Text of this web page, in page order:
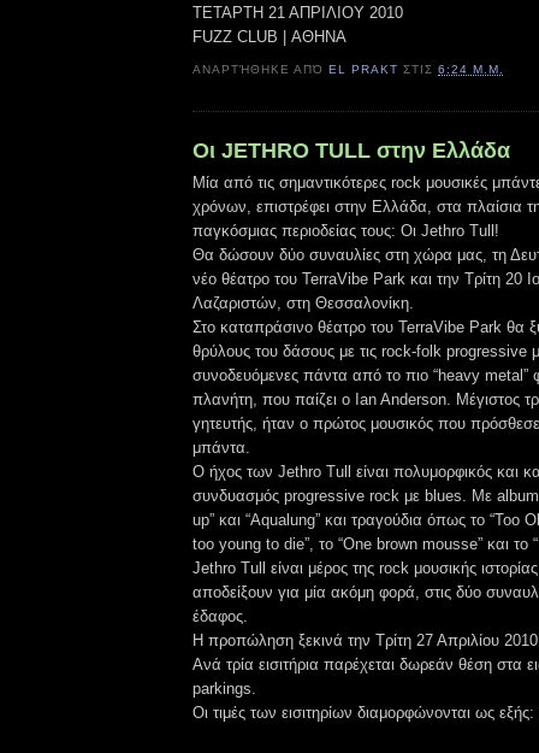
ΤΕΤΑΡΤΗ 21 ΑΠΡΙΛΙΟΥ 2010
FUZZ CLUB | ΑΘΗΝΑ
ΑΝΑΡΤΉΘΗΚΕ ΑΠΌEL PRAKT ΣΤΙΣ6:24 Μ.Μ.
Οι JETHRO TULL στην Ελλάδα
Μία από τις σημαντικότερες rock μουσικές
χρόνων, επιστρέφει στην Ελλάδα, στα πλαίσια
παγκόσμιας περιοδείας τους: Οι Jethro Tull!
Θα δώσουν δύο συναυλίες στη χώρα μας, τη
νέο θέατρο του TerraVibe Park και την Τρίτη 20
Λαζαριστών, στη Θεσσαλονίκη.
Στο καταπράσινο θέατρο του TerraVibe Park θα
θρύλους του δάσους με τις rock-folk progressive
συνοδευόμενες πάντα από το πιο “heavy metal”
πλανήτη, που παίζει ο Ian Anderson. Μέγιστος
γητευτής, ήταν ο πρώτος μουσικός που
μπάντα.
Ο ήχος των Jethro Tull είναι πολυμορφικός και
συνδυασμός progressive rock με blues. Με
up” και “Aqualung” και τραγούδια όπως το “Too
too young to die”, το “One brown mousse” και το
Jethro Tull είναι μέρος της rock μουσικής
αποδείξουν για μία ακόμη φορά, στις δύο
έδαφος.
Η προπώληση ξεκινά την Τρίτη 27 Απριλίου
Ανά τρία εισιτήρια παρέχεται δωρεάν θέση στα
parkings.
Οι τιμές των εισιτηρίων διαμορφώνονται ως εξής: